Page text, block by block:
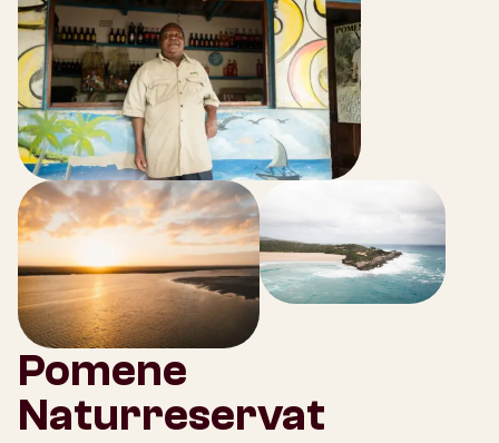
Pomene
Naturreservat